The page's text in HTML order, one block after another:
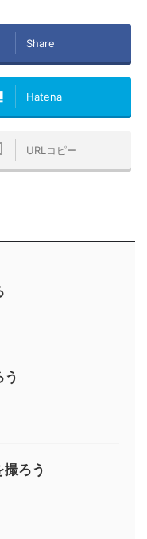
Share
Hatena
URLコピー
う
撮ろう